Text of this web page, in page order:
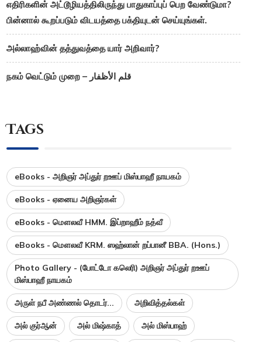
எதிரிகளின் அட்டூழியத்திலிருந்து பாதுகாப்புப் பெற வேண்டுமா?
பின்னால் கூறப்படும் விடயத்தை பக்தியுடன் செய்யுங்கள்.
அல்லாஹ்வின் தத்துவத்தை யார் அறிவார்?
நகம் வெட்டும் முறை – قلم الأظفار
Tags
eBooks - அறிஞர் அப்துர் றஊப் மிஸ்பாஹீ நாயகம்
eBooks - ஏனைய அறிஞர்கள்
eBooks - மௌலவீ HMM. இப்றாஹீம் நத்வீ
eBooks - மௌலவீ KRM. ஸஹ்லான் றப்பானீ BBA. (Hons.)
Photo Gallery - (போட்டோ கலெரி) அறிஞர் அப்துர் றஊப்
மிஸ்பாஹீ நாயகம்
அருள் நபீ அண்ணல் தொடர்... அறிவித்தல்கள்
அல் குர்ஆன் அல் மிஷ்காத் அல் மிஸ்பாஹ்